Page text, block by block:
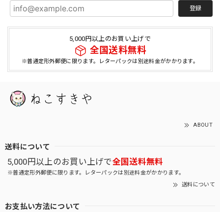
登録
5,000円以上のお買い上げで
全国送料無料
※普通定形外郵便に限ります。レターパックは別途料金がかかります。
ABOUT
送料について
5,000円以上のお買い上げで全国送料無料
※普通定形外郵便に限ります。レターパックは別途料金がかかります。
送料について
お支払い方法について